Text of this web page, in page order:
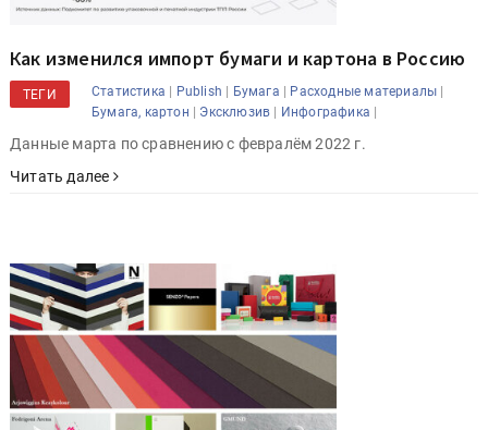
Как изменился импорт бумаги и картона в Россию
ТЕГИ Статистика | Publish | Бумага | Расходные материалы |
Бумага, картон | Эксклюзив | Инфографика |
Данные марта по сравнению с февралём 2022 г.
Читать далее